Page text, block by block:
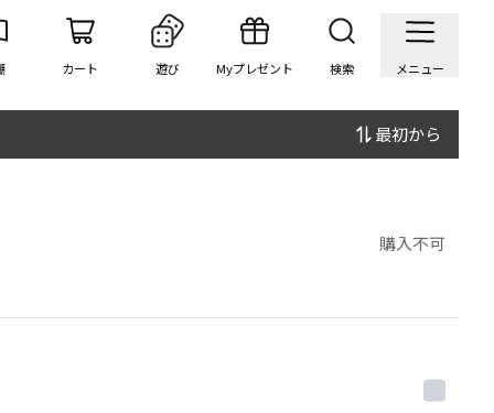
カート 遊び Myプレゼント 検索 メニュー
最初から
購入不可